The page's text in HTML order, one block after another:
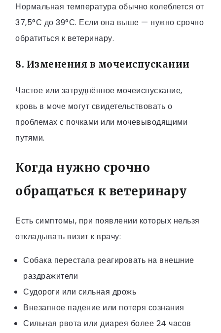
Нормальная температура обычно колеблется от
37,5°С до 39°С. Если она выше — нужно срочно
обратиться к ветеринару.
8. Изменения в мочеиспускании
Частое или затруднённое мочеиспускание,
кровь в моче могут свидетельствовать о
проблемах с почками или мочевыводящими
путями.
Когда нужно срочно
обращаться к ветеринару
Есть симптомы, при появлении которых нельзя
откладывать визит к врачу:
Собака перестала реагировать на внешние
раздражители
Судороги или сильная дрожь
Внезапное падение или потеря сознания
Сильная рвота или диарея более 24 часов